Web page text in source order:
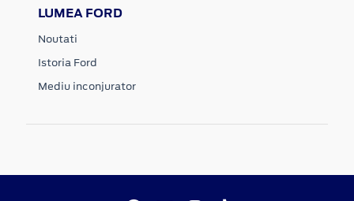
LUMEA FORD
Noutati
Istoria Ford
Mediu inconjurator